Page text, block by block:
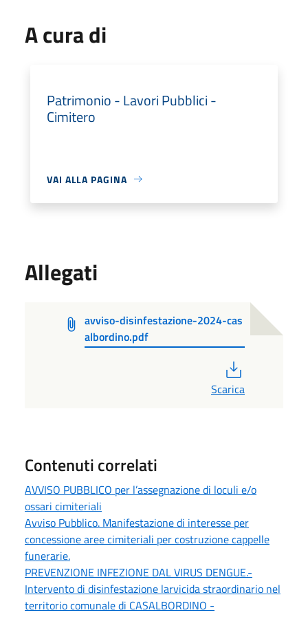
A cura di
Patrimonio - Lavori Pubblici -
Cimitero
VAI ALLA PAGINA
Allegati
avviso-disinfestazione-2024-cas
albordino.pdf
Scarica
Contenuti correlati
AVVISO PUBBLICO per l’assegnazione di loculi e/o
ossari cimiteriali
Avviso Pubblico. Manifestazione di interesse per
concessione aree cimiteriali per costruzione cappelle
funerarie.
PREVENZIONE INFEZIONE DAL VIRUS DENGUE.-
Intervento di disinfestazione larvicida straordinario nel
territorio comunale di CASALBORDINO -